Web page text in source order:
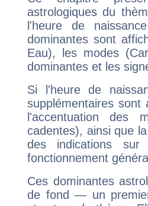
astrologiques du
l'heure de
dominantes sont
Eau), les modes
dominantes et les
Si l'heure de
supplémentaires sont
l'accentuation des
cadentes), ainsi que
des indications sur
fonctionnement
Ces dominantes
de fond — un